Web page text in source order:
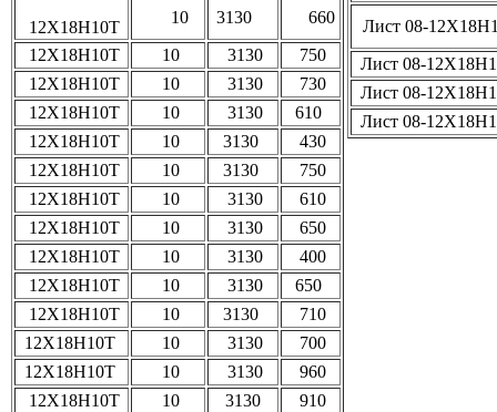
12Х18Н10Т
10 3130
660
12Х18Н10Т
10 3130
750
12Х18Н10Т
10 3130
730
12Х18Н10Т
10 3130
610
12Х18Н10Т
10 3130
430
12Х18Н10Т
10 3130
750
12Х18Н10Т
10 3130
610
12Х18Н10Т
10 3130
650
12Х18Н10Т
10 3130
400
12Х18Н10Т
10 3130
650
12Х18Н10Т
10 3130
710
12Х18Н10Т
10 3130
700
12Х18Н10Т
10 3130
960
12Х18Н10Т
10 3130
910
Лист 08-
Лист 08-
Лист 08-
Лист 08-